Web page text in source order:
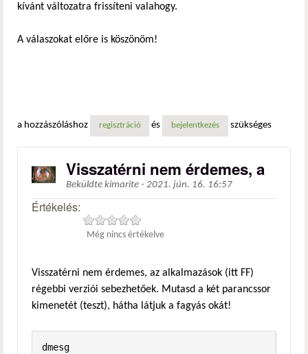
kívánt változatra frissíteni valahogy.
A válaszokat előre is köszönöm!
a hozzászóláshoz regisztráció és bejelentkezés szükséges
Visszatérni nem érdemes, a
Beküldte kimarite - 2021. jún. 16. 16:57
Értékelés:
Még nincs értékelve
Visszatérni nem érdemes, az alkalmazások (itt FF)
régebbi verziói sebezhetőek. Mutasd a két parancssor
kimenetét (teszt), hátha látjuk a fagyás okát!
dmesg